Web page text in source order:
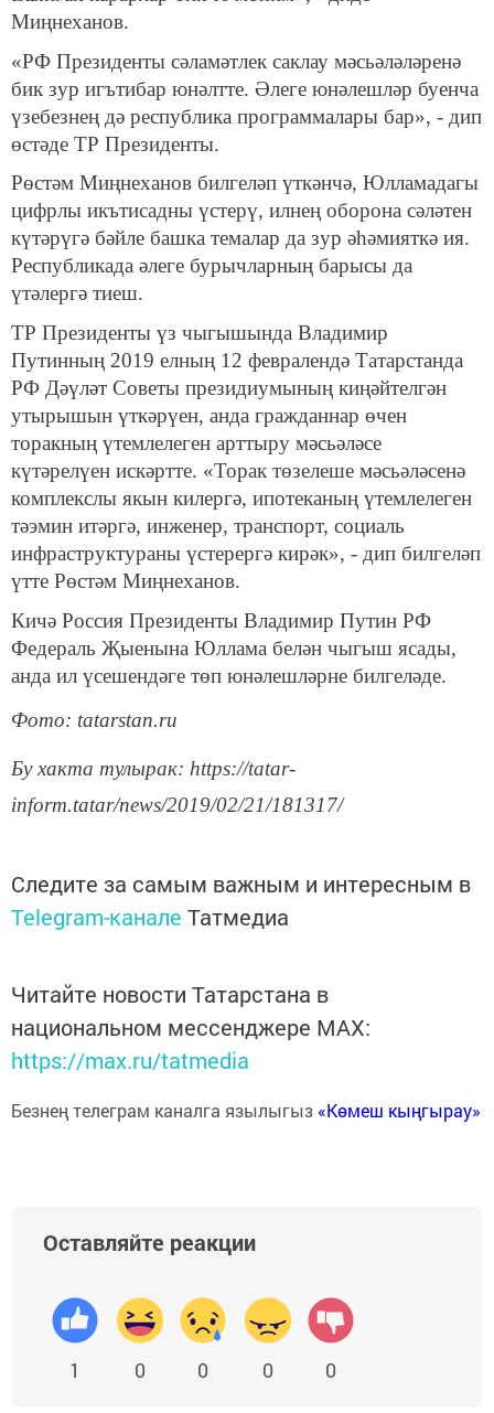
Миңнеханов.
«РФ Президенты сәламәтлек саклау мәсьәләләренә
бик зур игътибар юнәлтте. Әлеге юнәлешләр буенча
үзебезнең дә республика программалары бар», - дип
өстәде ТР Президенты.
Рөстәм Миңнеханов билгеләп үткәнчә, Юлламадагы
цифрлы икътисадны үстерү, илнең оборона сәләтен
күтәрүгә бәйле башка темалар да зур әһәмияткә ия.
Республикада әлеге бурычларның барысы да
үтәлергә тиеш.
ТР Президенты үз чыгышында Владимир
Путинның 2019 елның 12 февралендә Татарстанда
РФ Дәүләт Советы президиумының киңәйтелгән
утырышын үткәрүен, анда гражданнар өчен
торакның үтемлелеген арттыру мәсьәләсе
күтәрелүен искәртте. «Торак төзелеше мәсьәләсенә
комплекслы якын килергә, ипотеканың үтемлелеген
тәэмин итәргә, инженер, транспорт, социаль
инфраструктураны үстерергә кирәк», - дип билгеләп
үтте Рөстәм Миңнеханов.
Кичә Россия Президенты Владимир Путин РФ
Федераль Җыенына Юллама белән чыгыш ясады,
анда ил үсешендәге төп юнәлешләрне билгеләде.
Фото: tatarstan.ru
Бу хакта тулырак: https://tatar-
inform.tatar/news/2019/02/21/181317/
Следите за самым важным и интересным в
Telegram-канале Татмедиа
Читайте новости Татарстана в
национальном мессенджере MАХ:
https://max.ru/tatmedia
Безнең телеграм каналга язылыгыз «Көмеш кыңгырау»
Оставляйте реакции
1 0 0 0 0